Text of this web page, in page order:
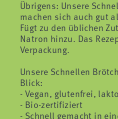
Übrigens: Unsere
machen sich auch gut
Fügt zu den üblichen
Natron hinzu. Das
Verpackung.
Unsere Schnellen
Blick:
- Vegan, glutenfrei,
- Bio-zertifiziert
- Schnell gemacht in